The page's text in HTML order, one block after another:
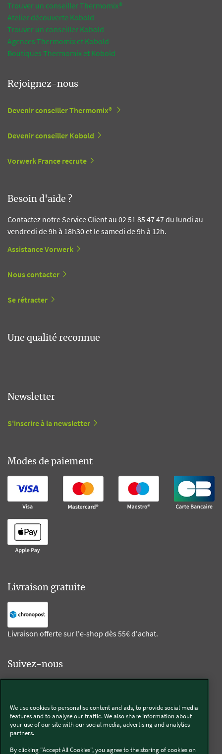
Trouver un conseiller Thermomix®
Atelier découverte Kobold
Trouver un conseiller Kobold
Agences Thermomix et Kobold
Boutiques Thermomix et Kobold
Rejoignez-nous
Devenir conseiller Thermomix®
Devenir conseiller Kobold
Vorwerk France recrute
Besoin d'aide ?
Contactez notre Service Client au 02 51 85 47 47 du lundi au
vendredi de 9h à 18h30 et le samedi de 9h à 12h.
Assistance Vorwerk
Nous contacter
Se rétracter
Une qualité reconnue
Newsletter
S'inscrire à la newsletter
Modes de paiement
Livraison gratuite
Livraison offerte sur l'e-shop dès 55€ d'achat.
Suivez-nous
Thermomix®
We use cookies to personalise content and ads, to provide social media
features and to analyse our traffic. We also share information about
your use of our site with our social media, advertising and analytics
partners.
By clicking "Accept All Cookies", you agree to the storing of cookies on